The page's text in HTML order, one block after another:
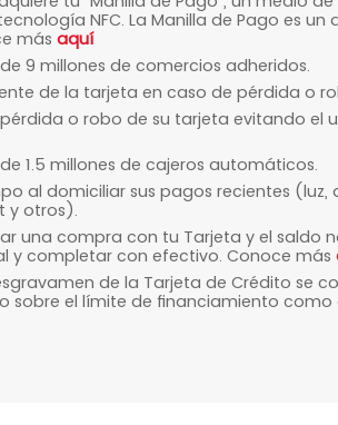
NFC. La Manilla de Pago es un
más aquí
9 millones de comercios adheridos.
de la tarjeta en caso de pérdida o
o robo de su tarjeta evitando el
1.5 millones de cajeros automáticos.
al domiciliar sus pagos recientes (luz,
y otros).
una compra con tu Tarjeta y el saldo
y completar con efectivo. Conoce más
de la Tarjeta de Crédito se
sobre el límite de financiamiento como